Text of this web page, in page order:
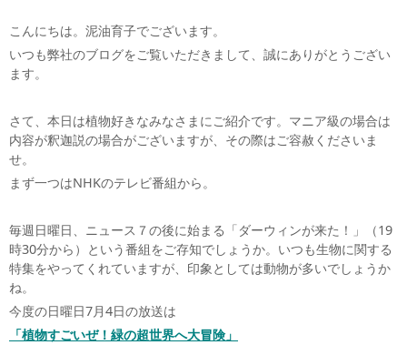
こんにちは。泥油育子でございます。
いつも弊社のブログをご覧いただきまして、誠にありがとうござい
ます。
さて、本日は植物好きなみなさまにご紹介です。マニア級の場合は
内容が釈迦説の場合がございますが、その際はご容赦くださいま
せ。
まず一つはNHKのテレビ番組から。
毎週日曜日、ニュース７の後に始まる「ダーウィンが来た！」（19
時30分から）という番組をご存知でしょうか。いつも生物に関する
特集をやってくれていますが、印象としては動物が多いでしょうか
ね。
今度の日曜日7月4日の放送は
「植物すごいぜ！緑の超世界へ大冒険」